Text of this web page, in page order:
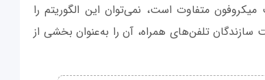
متفاوت است، نمی‌توان این الگوریتم را
سازندگان تلفن‌های همراه، آن را به‌عنوان بخشی از